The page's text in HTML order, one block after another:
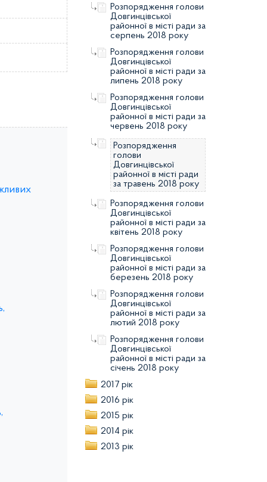
Розпорядження голови
Довгинцівської
районної в місті ради за
серпень 2018 року
Розпорядження голови
Довгинцівської
районної в місті ради за
липень 2018 року
Розпорядження голови
Довгинцівської
районної в місті ради за
червень 2018 року
Розпорядження
голови
Довгинцівської
районної в місті ради
за травень 2018 року
Розпорядження голови
Довгинцівської
районної в місті ради за
квітень 2018 року
Розпорядження голови
Довгинцівської
районної в місті ради за
березень 2018 року
Розпорядження голови
Довгинцівської
районної в місті ради за
лютий 2018 року
Розпорядження голови
Довгинцівської
районної в місті ради за
січень 2018 року
2017 рік
2016 рік
2015 рік
2014 рік
2013 рік